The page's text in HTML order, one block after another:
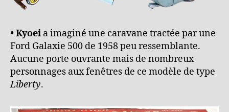
• Kyoei a imaginé une caravane tractée par une
Ford Galaxie 500 de 1958 peu ressemblante.
Aucune porte ouvrante mais de nombreux
personnages aux fenêtres de ce modèle de type
Liberty.